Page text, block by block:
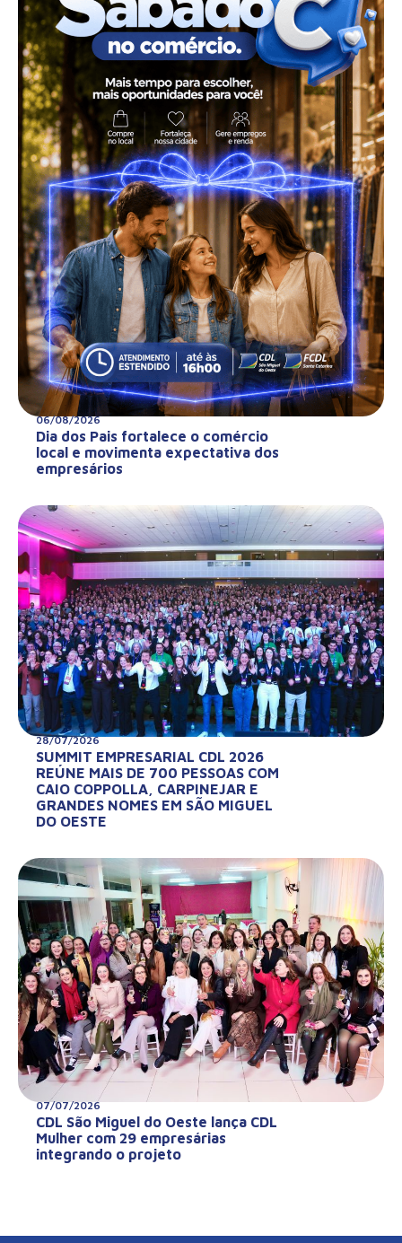
06/08/2026
Dia dos Pais fortalece o comércio
local e movimenta expectativa dos
empresários
28/07/2026
SUMMIT EMPRESARIAL CDL 2026
REÚNE MAIS DE 700 PESSOAS COM
CAIO COPPOLLA, CARPINEJAR E
GRANDES NOMES EM SÃO MIGUEL
DO OESTE
07/07/2026
CDL São Miguel do Oeste lança CDL
Mulher com 29 empresárias
integrando o projeto